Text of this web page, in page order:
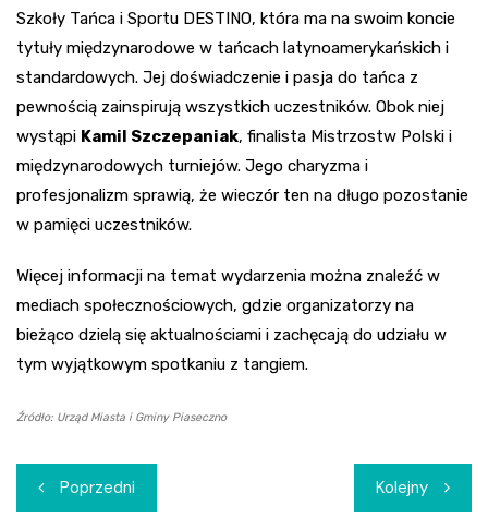
Szkoły Tańca i Sportu DESTINO, która ma na swoim koncie
tytuły międzynarodowe w tańcach latynoamerykańskich i
standardowych. Jej doświadczenie i pasja do tańca z
pewnością zainspirują wszystkich uczestników. Obok niej
wystąpi Kamil Szczepaniak, finalista Mistrzostw Polski i
międzynarodowych turniejów. Jego charyzma i
profesjonalizm sprawią, że wieczór ten na długo pozostanie
w pamięci uczestników.
Więcej informacji na temat wydarzenia można znaleźć w
mediach społecznościowych, gdzie organizatorzy na
bieżąco dzielą się aktualnościami i zachęcają do udziału w
tym wyjątkowym spotkaniu z tangiem.
Źródło: Urząd Miasta i Gminy Piaseczno
Nawigacja
Poprzedni Kolejny